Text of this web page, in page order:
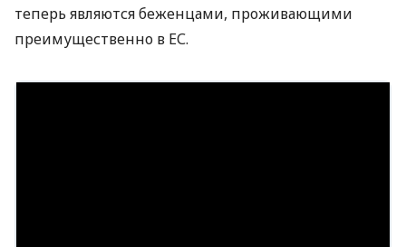
теперь являются беженцами, проживающими
преимущественно в ЕС.